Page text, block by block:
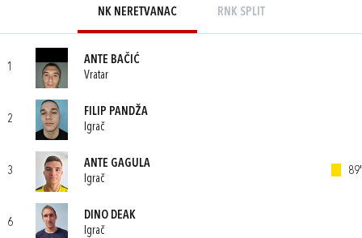
NK NERETVANAC RNK SPLIT
1
ANTE BAČIĆ
Vratar
2
FILIP PANDŽA
Igrač
3
ANTE GAGULA
Igrač
89'
6
DINO DEAK
Igrač